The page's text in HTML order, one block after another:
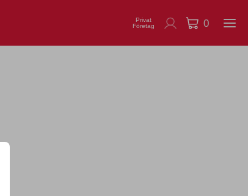
0
Privat
Företag